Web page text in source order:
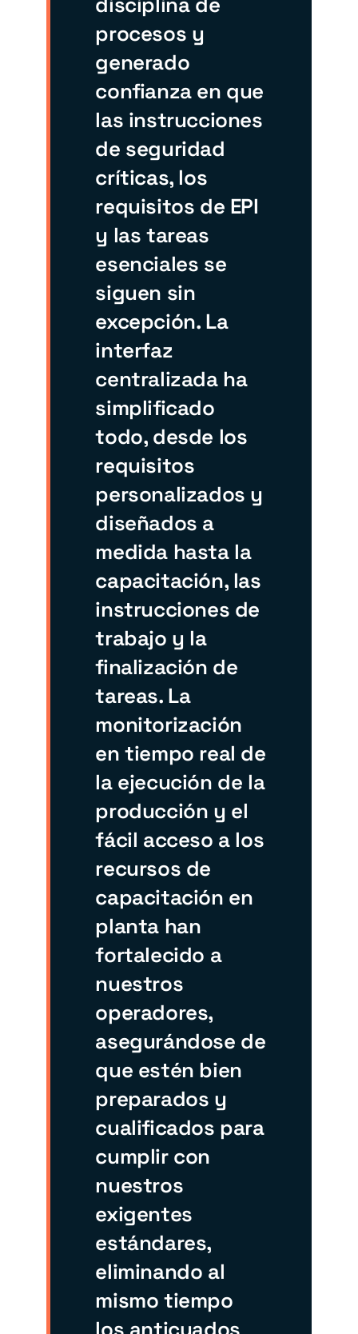
procesos y
generado
confianza en que
las instrucciones
de seguridad
críticas, los
requisitos de EPI
y las tareas
esenciales se
siguen sin
excepción. La
interfaz
centralizada ha
simplificado
todo, desde los
requisitos
personalizados y
diseñados a
medida hasta la
capacitación, las
instrucciones de
trabajo y la
finalización de
tareas. La
monitorización
en tiempo real de
la ejecución de la
producción y el
fácil acceso a los
recursos de
capacitación en
planta han
fortalecido a
nuestros
operadores,
asegurándose de
que estén bien
preparados y
cualificados para
cumplir con
nuestros
exigentes
estándares,
eliminando al
mismo tiempo